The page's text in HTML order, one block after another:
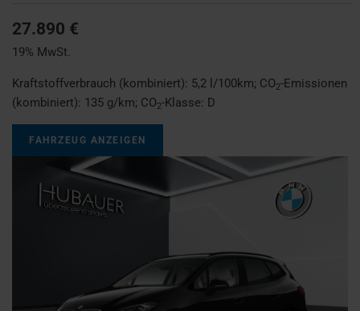
27.890 €
19% MwSt.
Kraftstoffverbrauch (kombiniert): 5,2 l/100km; CO2-Emissionen
(kombiniert): 135 g/km; CO2-Klasse: D
FAHRZEUG ANZEIGEN